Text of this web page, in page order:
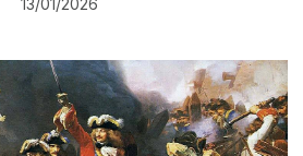
13/01/2026